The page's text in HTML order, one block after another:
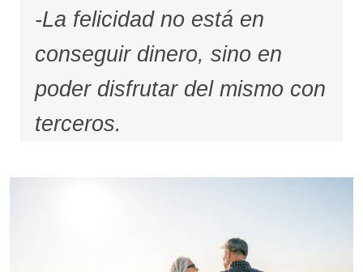
-La felicidad no está en
conseguir dinero, sino en
poder disfrutar del mismo con
terceros.